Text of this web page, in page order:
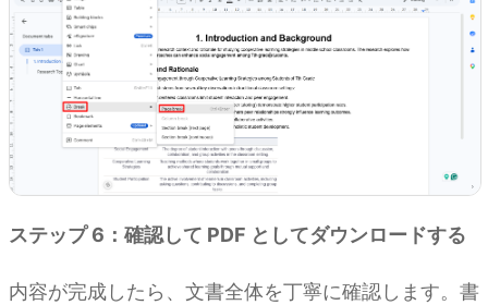
ステップ 6：確認して PDF としてダウンロードする
内容が完成したら、文書全体を丁寧に確認します。書